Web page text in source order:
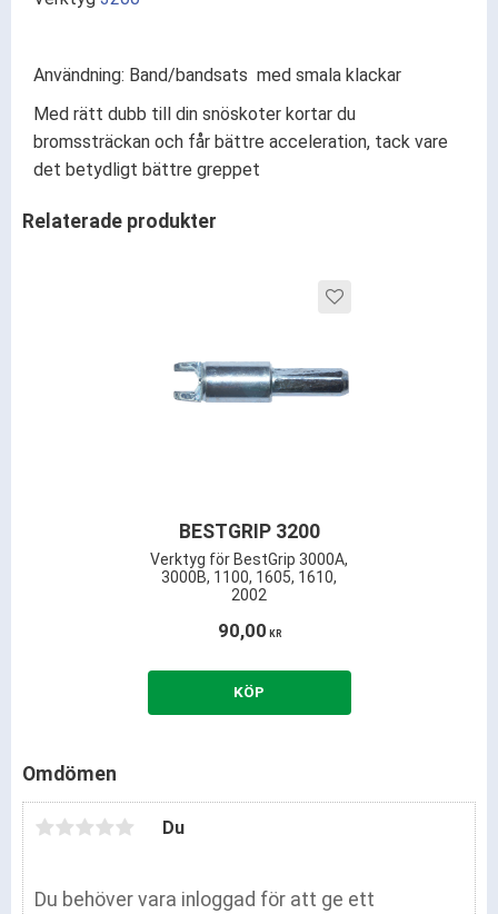
Användning: Band/bandsats med smala klackar
Med rätt dubb till din snöskoter kortar du
bromssträckan och får bättre acceleration, tack vare
det betydligt bättre greppet
Omdömen
Du
Relaterade produkter
BESTGRIP 3200
Verktyg för BestGrip 3000A,
3000B, 1100, 1605, 1610,
2002
90,00 KR
Lägg till i favoriter
KÖP